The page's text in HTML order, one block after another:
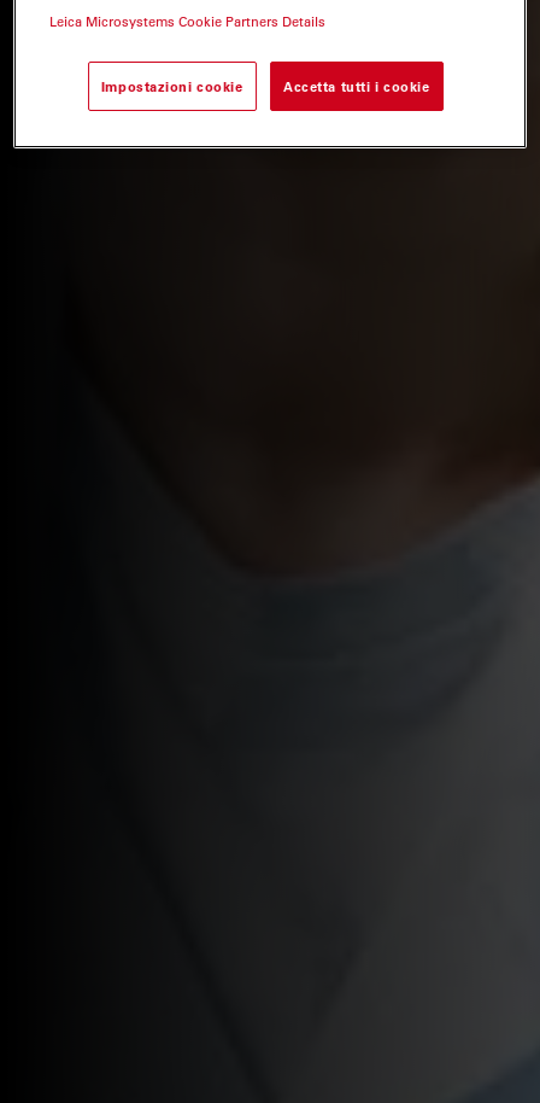
Leica Microsystems Cookie Partners Details
Impostazioni cookie Accetta tutti i cookie